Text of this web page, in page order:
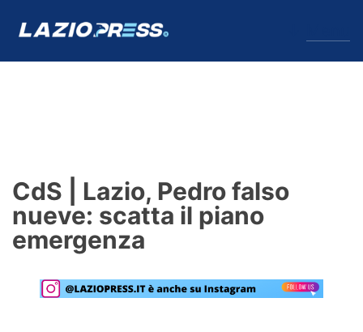
Formello
Infortuni
Primavera
CdS | Lazio, Pedro falso
nueve: scatta il piano
emergenza